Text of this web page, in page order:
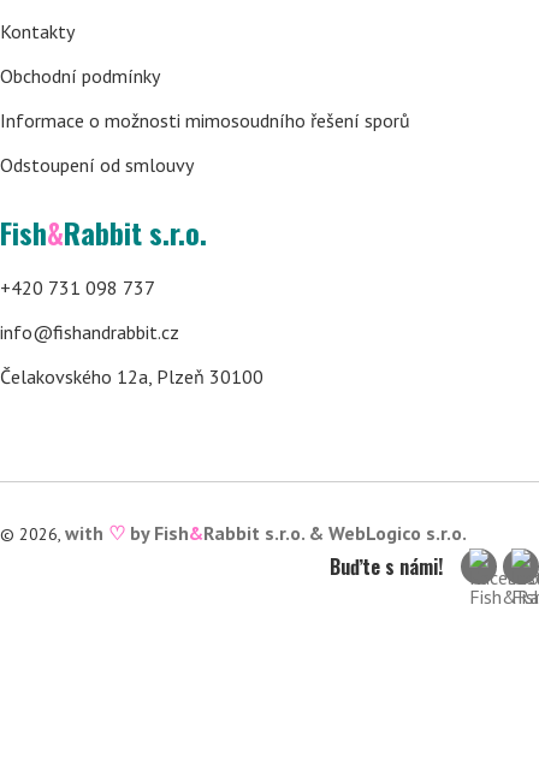
Kontakty
Obchodní podmínky
Informace o možnosti mimosoudního řešení sporů
Odstoupení od smlouvy
Fish&Rabbit s.r.o.
+420 731 098 737
info@fishandrabbit.cz
Čelakovského 12a, Plzeň 30100
© 2026, with ♡ by Fish&Rabbit s.r.o. & WebLogico s.r.o.
Buďte s námi!